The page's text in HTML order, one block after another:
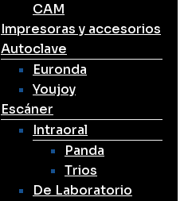
CAM
Impresoras y accesorios
Autoclave
Euronda
Youjoy
Escáner
Intraoral
Panda
Trios
De Laboratorio